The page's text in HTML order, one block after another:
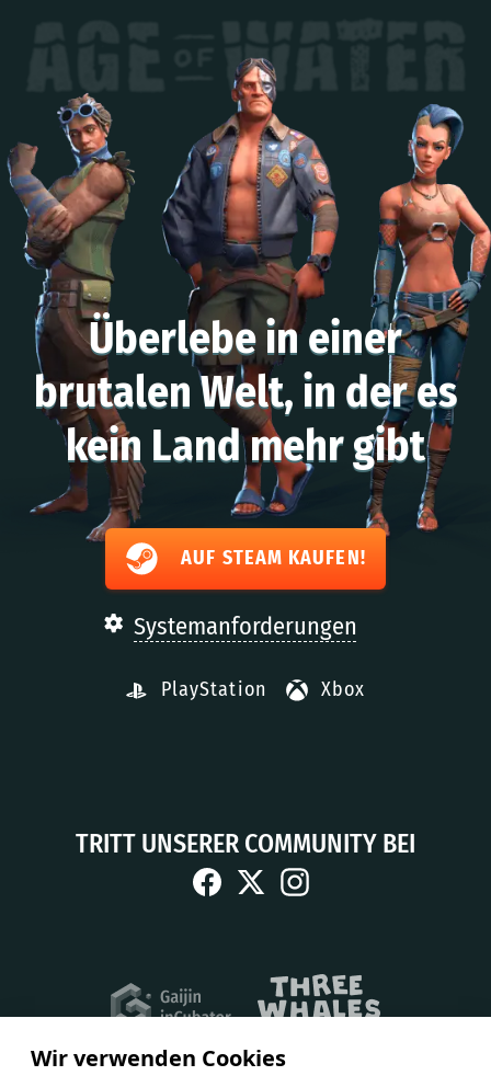
Wir verwenden Cookies
Überlebe in einer
brutalen Welt, in der es
kein Land mehr gibt
AUF STEAM KAUFEN!
Systemanforderungen
PlayStation Xbox
TRITT UNSERER COMMUNITY BEI